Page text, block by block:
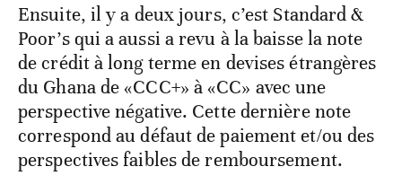
Ensuite, il y a deux jours, c’est Standard &
Poor’s qui a aussi a revu à la baisse la note
de crédit à long terme en devises étrangères
du Ghana de «CCC+» à «CC» avec une
perspective négative. Cette dernière note
correspond au défaut de paiement et/ou des
perspectives faibles de remboursement.